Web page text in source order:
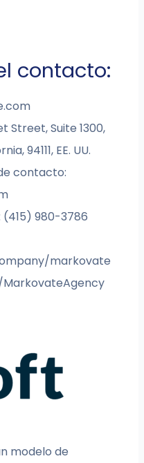
contacto:
Street, Suite 1300,
94111, EE. UU.
contacto:
980-3786
markovate
modelo de